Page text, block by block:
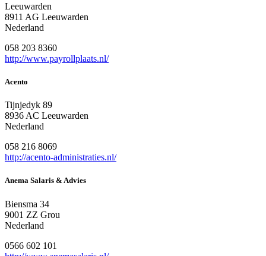
Leeuwarden
8911 AG Leeuwarden
Nederland
058 203 8360
http://www.payrollplaats.nl/
Acento
Tijnjedyk 89
8936 AC Leeuwarden
Nederland
058 216 8069
http://acento-administraties.nl/
Anema Salaris & Advies
Biensma 34
9001 ZZ Grou
Nederland
0566 602 101